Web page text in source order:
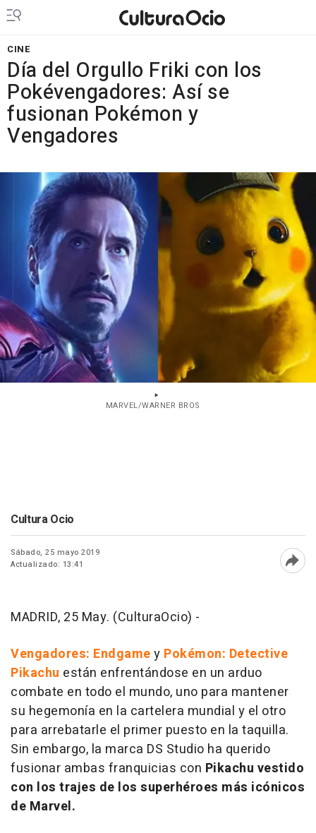
CINE
Día del Orgullo Friki con los
Pokévengadores: Así se
fusionan Pokémon y
Vengadores
MARVEL/WARNER BROS
Cultura Ocio
Sábado, 25 mayo 2019
Actualizado: 13:41
MADRID, 25 May. (CulturaOcio) -
Vengadores: Endgamey Pokémon: Detective
Pikachu están enfrentándose en un arduo
combate en todo el mundo, uno para mantener
su hegemonía en la cartelera mundial y el otro
para arrebatarle el primer puesto en la taquilla.
Sin embargo, la marca DS Studio ha querido
fusionar ambas franquicias con Pikachu vestido
con los trajes de los superhéroes más icónicos
de Marvel.